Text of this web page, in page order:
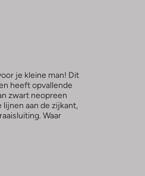
je kleine man! Dit
heeft opvallende
zwart neopreen
aan de zijkant,
Waar